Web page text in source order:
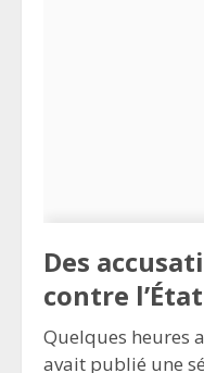
Des
contre l’État
Quelques heures
avait publié une